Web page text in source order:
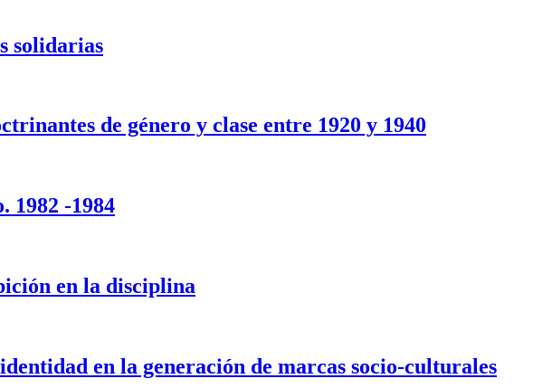
solidarias
de género y clase entre 1920 y 1940
1982 -1984
en la disciplina
en la generación de marcas socio-culturales